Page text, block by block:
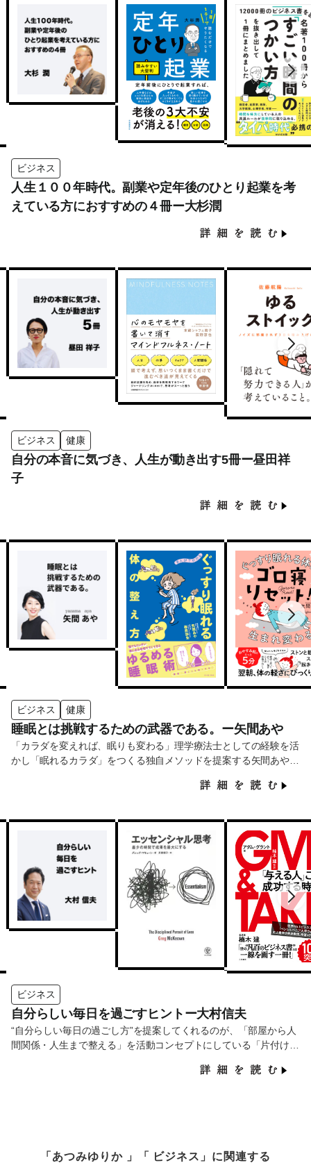
ビジネス
人生１００年時代。副業や定年後のひとり起業を考
えている方におすすめの４冊ー大杉潤
ビジネス 健康
自分の本音に気づき、人生が動き出す5冊ー昼田祥
子
ビジネス 健康
睡眠とは挑戦するための武器である。ー矢間あや
「カラダを変えれば、眠りも変わる」理学療法士としての経験を活
かし「眠れるカラダ」をつくる独自メソッドを提案する矢間あやさ
ビジネス
自分らしい毎日を過ごすヒントー大村信夫
“自分らしい毎日の過ごし方”を提案してくれるのが、「部屋から人
間関係・人生まで整える」を活動コンセプトにしている「片付けパ
「あつみゆりか 」「 ビジネス」に関連する